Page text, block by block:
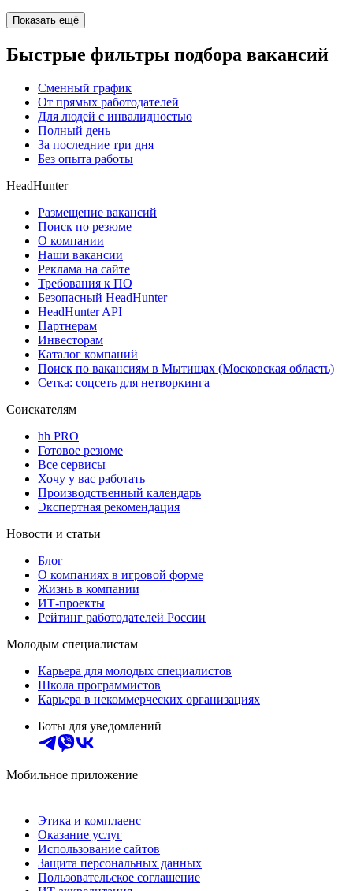
Показать ещё
Быстрые фильтры подбора вакансий
Сменный график
От прямых работодателей
Для людей с инвалидностью
Полный день
За последние три дня
Без опыта работы
HeadHunter
Размещение вакансий
Поиск по резюме
О компании
Наши вакансии
Реклама на сайте
Требования к ПО
Безопасный HeadHunter
HeadHunter API
Партнерам
Инвесторам
Каталог компаний
Поиск по вакансиям в Мытищах (Московская область)
Сетка: соцсеть для нетворкинга
Соискателям
hh PRO
Готовое резюме
Все сервисы
Хочу у вас работать
Производственный календарь
Экспертная рекомендация
Новости и статьи
Блог
О компаниях в игровой форме
Жизнь в компании
ИТ-проекты
Рейтинг работодателей России
Молодым специалистам
Карьера для молодых специалистов
Школа программистов
Карьера в некоммерческих организациях
Боты для уведомлений
Мобильное приложение
Этика и комплаенс
Оказание услуг
Использование сайтов
Защита персональных данных
Пользовательское соглашение